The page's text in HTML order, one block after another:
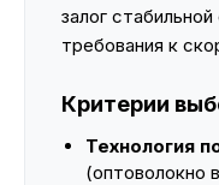
залог
требования к
Критерии
Технология
(оптоволокно